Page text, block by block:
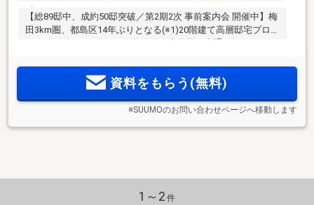
【総89邸中、成約50邸突破／第2期2次 事前案内会 開催中】梅
田3km圏、都島区14年ぶりとなる(※1)20階建て高層邸宅プロジ
資料をもらう(無料)
※SUUMOのお問い合わせページへ移動します
1～2 件